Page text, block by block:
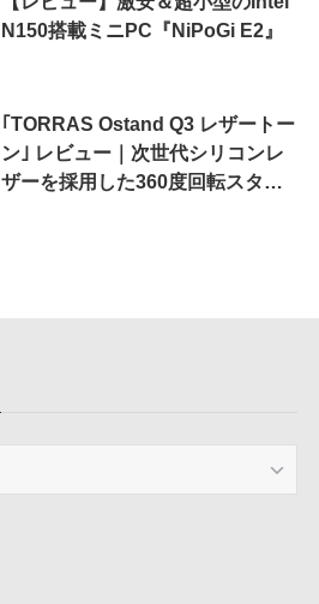
N150搭載ミニPC『NiPoGi E2』
｢TORRAS Ostand Q3 レザートー
ン｣ レビュー｜次世代シリコンレ
ザーを採用した360度回転スタン